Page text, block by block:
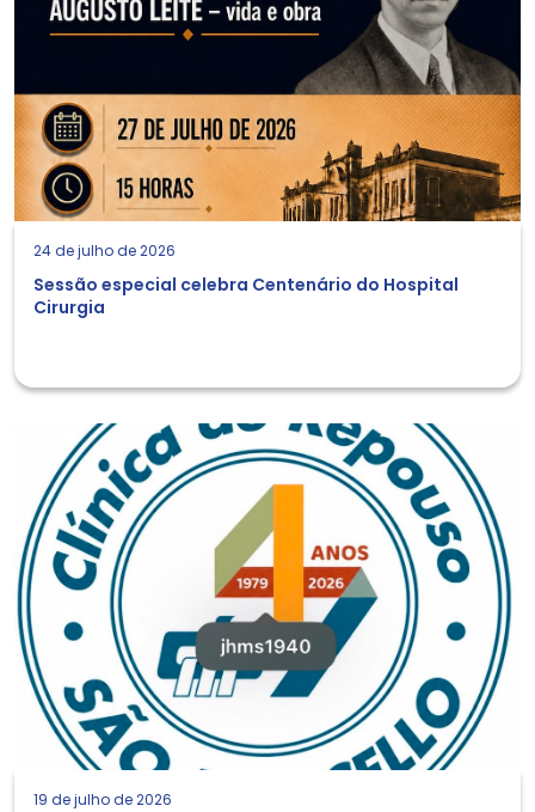
24 de julho de 2026
Sessão especial celebra Centenário do Hospital
Cirurgia
19 de julho de 2026